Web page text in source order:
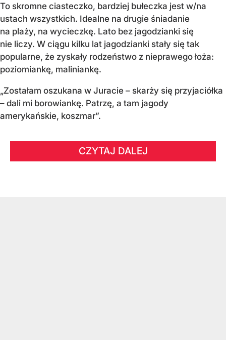
To skromne ciasteczko, bardziej bułeczka jest w/na
ustach wszystkich. Idealne na drugie śniadanie
na plaży, na wycieczkę. Lato bez jagodzianki się
nie liczy. W ciągu kilku lat jagodzianki stały się tak
popularne, że zyskały rodzeństwo z nieprawego łoża:
poziomiankę, maliniankę.
„Zostałam oszukana w Juracie – skarży się przyjaciółka
– dali mi borowiankę. Patrzę, a tam jagody
amerykańskie, koszmar”.
CZYTAJ DALEJ